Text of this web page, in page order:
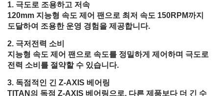
극도로 조용하고 저속
120mm 지능형 속도 제어 팬으로 최저 속도 150RPM까지
도달하여 조용한 운영 경험을 제공합니다.
극저전력 소비
지능형 속도 제어 팬으로 속도를 정밀하게 제어하며 극도로
전력 소비를 절약할 수 있습니다.
독점적인 긴 Z-AXIS 베어링
TITAN의 독점 Z-AXIS 베어링으로, 다른 제품보다 더 긴 수